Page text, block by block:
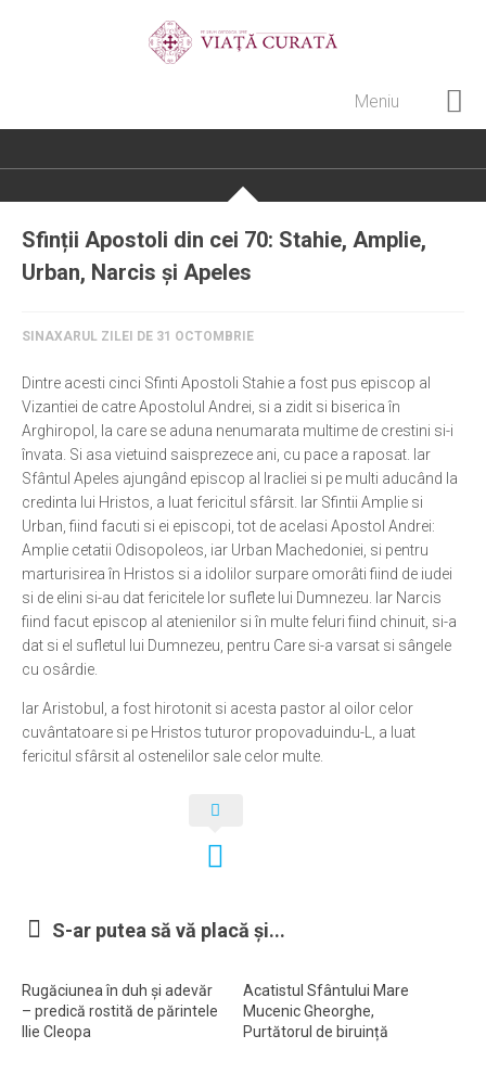
Meniu
Pateric Atonit
Istoria Bisericii
Artă sacră
Noi și Biserica
Rânduieli liturgice
Predici și cateheze
Pelerinaje
Ortodox în diaspora
Evenimente
Biserici și mănăstiri
Viață curată
Nevoințe contemporane
Familia de azi
Casa curată
Gadgeturi cu două tăișuri
Puncte de Vedere
Sfinții Apostoli din cei 70: Stahie, Amplie,
Urban, Narcis și Apeles
SINAXARUL ZILEI DE 31 OCTOMBRIE
Dintre acesti cinci Sfinti Apostoli Stahie a fost pus episcop al
Vizantiei de catre Apostolul Andrei, si a zidit si biserica în
Arghiropol, la care se aduna nenumarata multime de crestini si-i
învata. Si asa vietuind saisprezece ani, cu pace a raposat. Iar
Sfântul Apeles ajungând episcop al Iracliei si pe multi aducând la
credinta lui Hristos, a luat fericitul sfârsit. Iar Sfintii Amplie si
Urban, fiind facuti si ei episcopi, tot de acelasi Apostol Andrei:
Amplie cetatii Odisopoleos, iar Urban Machedoniei, si pentru
marturisirea în Hristos si a idolilor surpare omorâti fiind de iudei
si de elini si-au dat fericitele lor suflete lui Dumnezeu. Iar Narcis
fiind facut episcop al atenienilor si în multe feluri fiind chinuit, si-a
dat si el sufletul lui Dumnezeu, pentru Care si-a varsat si sângele
cu osârdie.
Iar Aristobul, a fost hirotonit si acesta pastor al oilor celor
cuvântatoare si pe Hristos tuturor propovaduindu-L, a luat
fericitul sfârsit al ostenelilor sale celor multe.
S-ar putea să vă placă și...
Rugăciunea în duh și adevăr
– predică rostită de părintele
Ilie Cleopa
Acatistul Sfântului Mare
Mucenic Gheorghe,
Purtătorul de biruință